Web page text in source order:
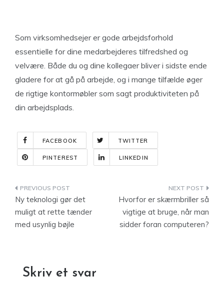
Som virksomhedsejer er gode arbejdsforhold
essentielle for dine medarbejderes tilfredshed og
velvære. Både du og dine kollegaer bliver i sidste ende
gladere for at gå på arbejde, og i mange tilfælde øger
de rigtige kontormøbler som sagt produktiviteten på
din arbejdsplads.
FACEBOOK TWITTER
PINTEREST LINKEDIN
Indlægsnavigation
Ny teknologi gør det
muligt at rette tænder
med usynlig bøjle
Hvorfor er skærmbriller så
vigtige at bruge, når man
sidder foran computeren?
Skriv et svar